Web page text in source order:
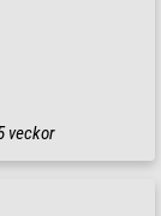
veckor